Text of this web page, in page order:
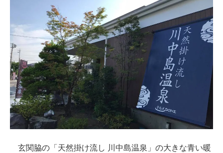
玄関脇の「天然掛け流し 川中島温泉」の大きな青い暖